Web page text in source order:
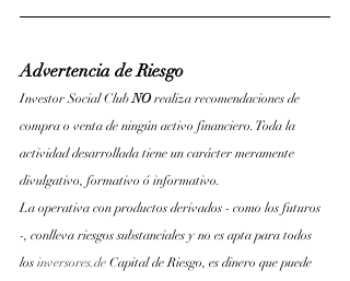
Advertencia de Riesgo
Investor Social Club NO realiza recomendaciones de
compra o venta de ningún activo financiero. Toda la
actividad desarrollada tiene un carácter meramente
divulgativo, formativo ó informativo.
La operativa con productos derivados - como los futuros
-, conlleva riesgos substanciales y no es apta para todos
los inversores.de Capital de Riesgo, es dinero que puede